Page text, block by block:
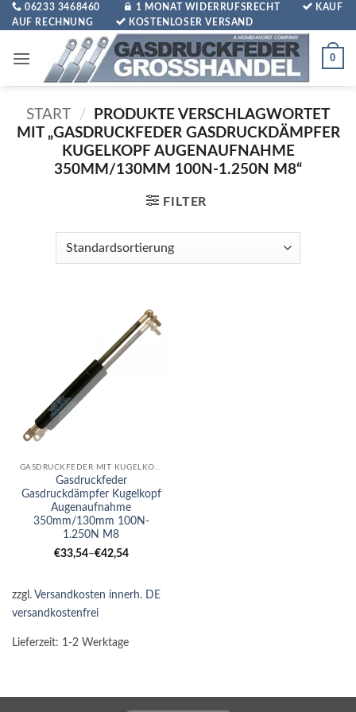
Zum
Inhalt
06233 3468460 1 MONAT WIDERRUFSRECHT
KAUF
AUF RECHNUNG
KOSTENLOSER VERSAND
0
START /
PRODUKTE VERSCHLAGWORTET
MIT „GASDRUCKFEDER GASDRUCKDÄMPFER
KUGELKOPF AUGENAUFNAHME
350MM/130MM 100N-1.250N M8“
FILTER
GASDRUCKFEDER MIT KUGELKOPF-AUGE KOMBI
Gasdruckfeder
Gasdruckdämpfer Kugelkopf
Augenaufnahme
350mm/130mm 100N-
1.250N M8
€33,54–€42,54
zzgl. Versandkosten innerh. DE
versandkostenfrei
Lieferzeit: 1-2 Werktage